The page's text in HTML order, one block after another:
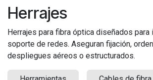
Herrajes
Herrajes para fibra óptica diseñados para
soporte de redes. Aseguran fijación,
despliegues aéreos o estructurados.